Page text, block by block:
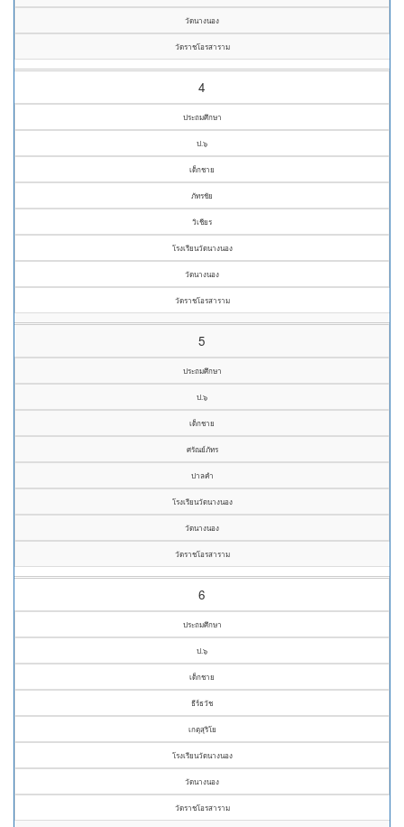
วัดนางนอง
วัดราชโอรสาราม
4
ประถมศึกษา
ป.๖
เด็กชาย
ภัทรชัย
วิเชียร
โรงเรียนวัดนางนอง
วัดนางนอง
วัดราชโอรสาราม
5
ประถมศึกษา
ป.๖
เด็กชาย
ศรัณย์ภัทร
ปาลคำ
โรงเรียนวัดนางนอง
วัดนางนอง
วัดราชโอรสาราม
6
ประถมศึกษา
ป.๖
เด็กชาย
ธีร์ธวัช
เกตุสุริโย
โรงเรียนวัดนางนอง
วัดนางนอง
วัดราชโอรสาราม